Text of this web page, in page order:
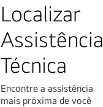
Localizar
Assistência
Técnica
Encontre a assistência
mais próxima de você